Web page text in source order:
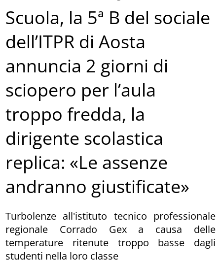
Scuola, la 5ª B del sociale
dell’ITPR di Aosta
annuncia 2 giorni di
sciopero per l’aula
troppo fredda, la
dirigente scolastica
replica: «Le assenze
andranno giustificate»
Turbolenze all'istituto tecnico professionale
regionale Corrado Gex a causa delle
temperature ritenute troppo basse dagli
studenti nella loro classe